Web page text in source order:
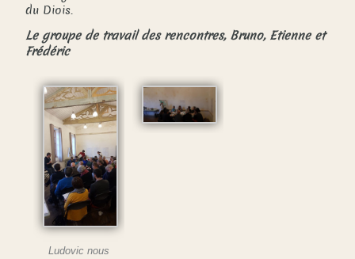
du Diois.
Le groupe de travail des rencontres, Bruno, Etienne et
Frédéric
Ludovic nous